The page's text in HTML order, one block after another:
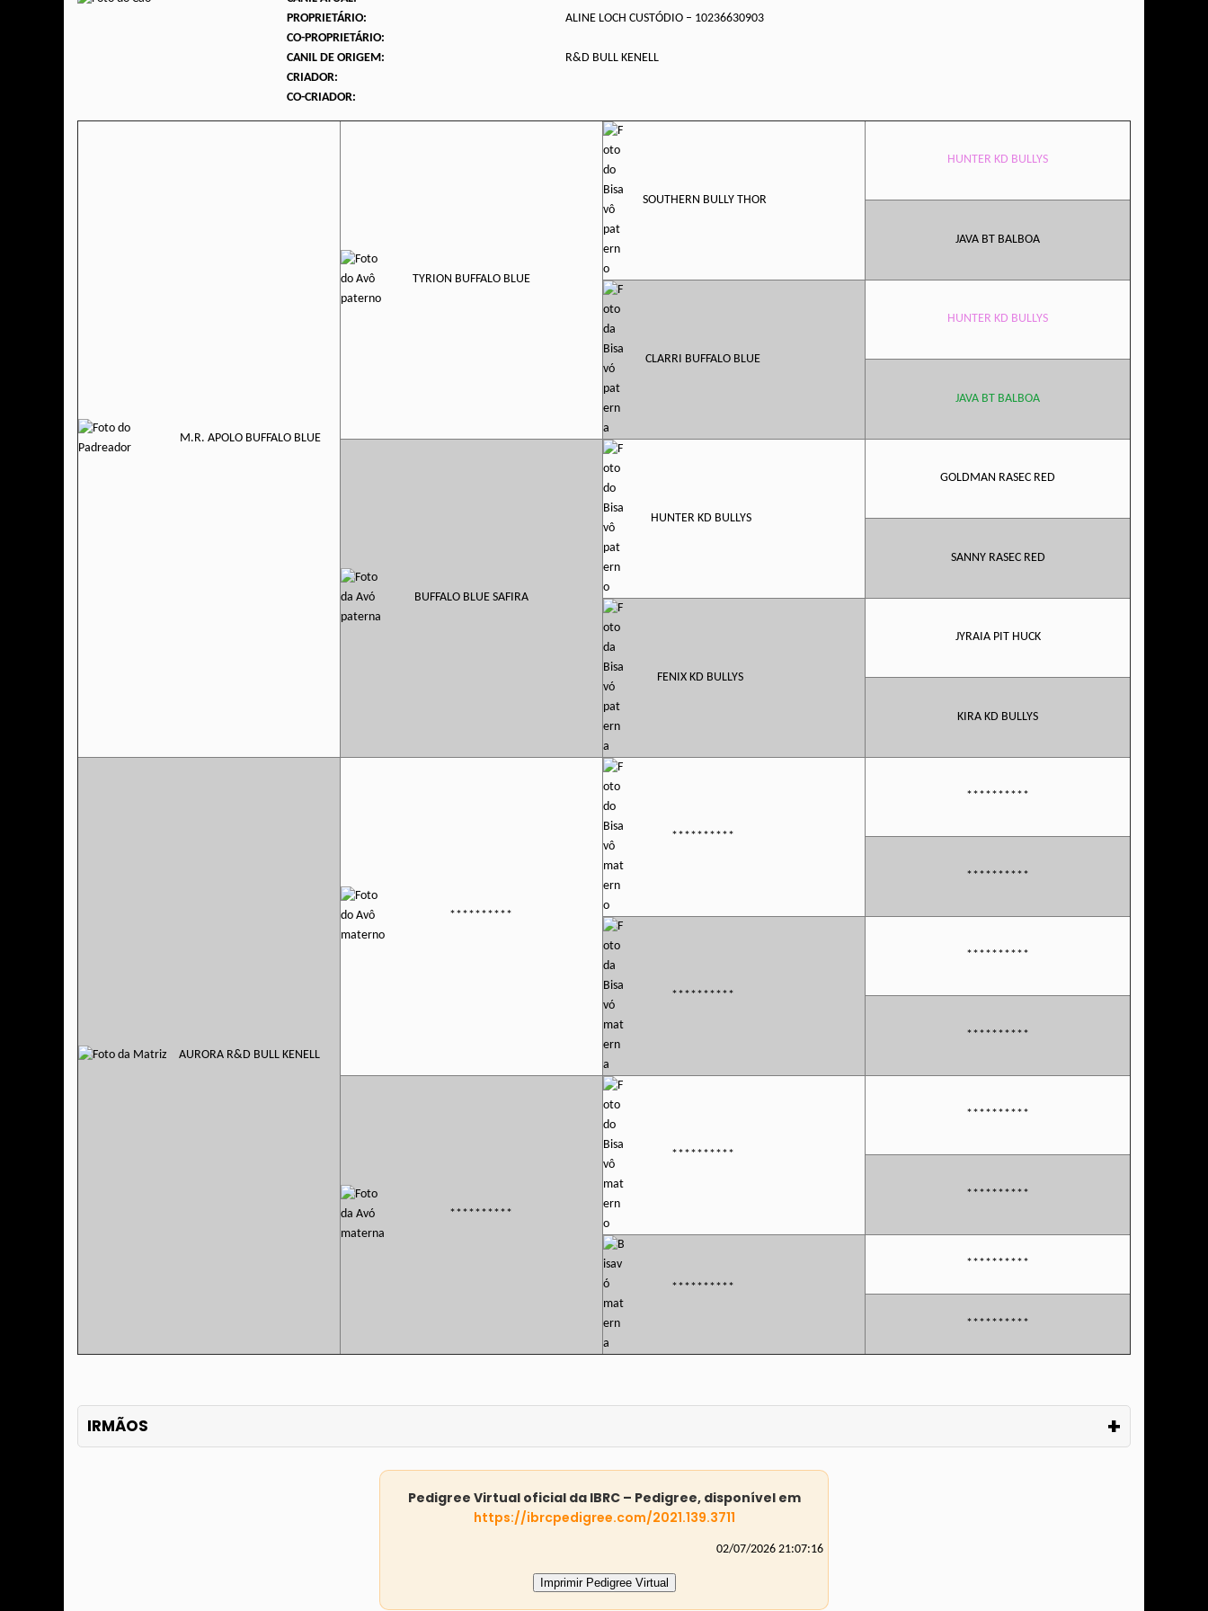
PROPRIETÁRIO:
ALINE LOCH CUSTÓDIO – 10236630903
CO-PROPRIETÁRIO:
CANIL DE ORIGEM:
R&D BULL KENELL
CRIADOR:
CO-CRIADOR:
M.R. APOLO BUFFALO BLUE
TYRION BUFFALO BLUE
SOUTHERN BULLY THOR
HUNTER KD BULLYS
JAVA BT BALBOA
CLARRI BUFFALO BLUE
HUNTER KD BULLYS
JAVA BT BALBOA
BUFFALO BLUE SAFIRA
HUNTER KD BULLYS
GOLDMAN RASEC RED
SANNY RASEC RED
FENIX KD BULLYS
JYRAIA PIT HUCK
KIRA KD BULLYS
AURORA R&D BULL KENELL
**********
**********
**********
**********
**********
**********
**********
**********
**********
**********
**********
**********
**********
**********
IRMÃOS +
Pedigree Virtual oficial da IBRC – Pedigree, disponível em
https://ibrcpedigree.com/2021.139.3711
02/07/2026 21:07:16
Imprimir Pedigree Virtual